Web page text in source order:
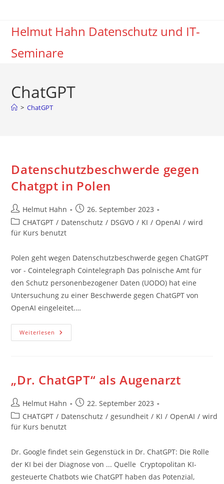
springenHelmut Hahn Datenschutz und IT-
Seminare
ChatGPT
> ChatGPT
Datenschutzbeschwerde gegen
Chatgpt in Polen
Beitrags-
Autor:
Helmut Hahn
Beitrag
veröffentlicht:
26. September 2023
Beitrags-
Kategorie:
CHATGPT / Datenschutz / DSGVO / KI / OpenAI / wird
für Kurs benutzt
Polen geht wegen Datenschutzbeschwerde gegen ChatGPT
vor - Cointelegraph Cointelegraph Das polnische Amt für
den Schutz personenbezogener Daten (UODO) hat eine
Untersuchung zu einer Beschwerde gegen ChatGPT von
OpenAI eingeleitet.…
Weiterlesen Datenschutzbeschwerde
Gegen
„Dr. ChatGPT“ als Augenarzt
Beitrags-
Autor:
Helmut Hahn
Beitrag
veröffentlicht:
22. September 2023
Beitrags-
Kategorie:
CHATGPT / Datenschutz / gesundheit / KI / OpenAI / wird
für Kurs benutzt
Dr. Google findet sein Gegenstück in Dr. ChatGPT: Die Rolle
der KI bei der Diagnose von ... Quelle Cryptopolitan KI-
gesteuerte Chatbots wie ChatGPT haben das Potenzial,